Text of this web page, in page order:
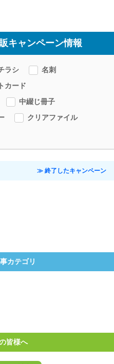
キャンペーン情報
ラシ
名刺
カード
中綴じ冊子
クリアファイル
≫ 終了したキャンペーン
カテゴリ
皆様へ